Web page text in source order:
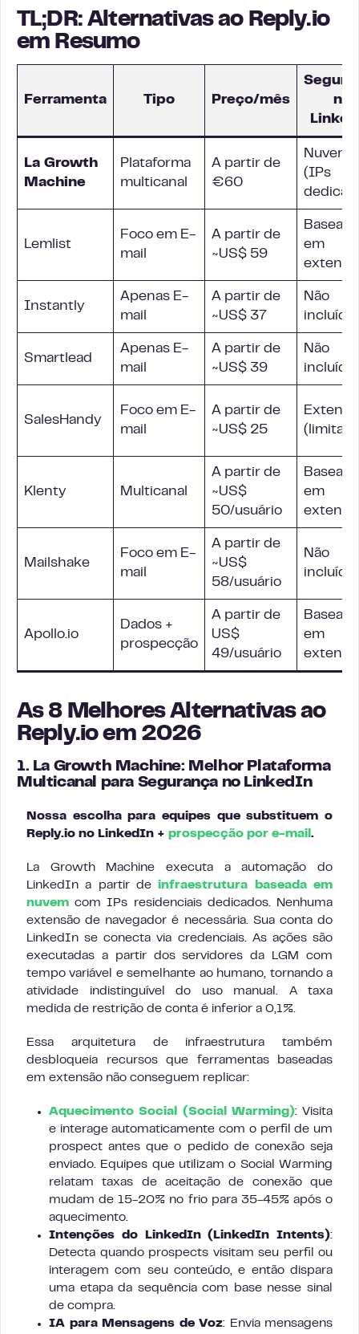
TL;DR: Alternativas ao Reply.io
em Resumo
Ferramenta Tipo Preço/mês
no
La Growth
Machine
Plataforma
multicanal
A partir de
€60
Nuvem
(IPs
Lemlist
Foco em E-
mail
A partir de
~US$ 59
Baseada
em
Instantly
Apenas E-
mail
A partir de
~US$ 37
Não
incluído
Smartlead
Apenas E-
mail
A partir de
~US$ 39
Não
incluído
SalesHandy
Foco em E-
mail
A partir de
~US$ 25
Klenty Multicanal
A partir de
~US$
50/usuário
Baseada
em
Mailshake
Foco em E-
mail
A partir de
~US$
58/usuário
Não
incluído
Apollo.io
Dados +
prospecção
A partir de
US$
49/usuário
Baseada
em
As 8 Melhores Alternativas ao
Reply.io em 2026
1. La Growth Machine: Melhor Plataforma
Multicanal para Segurança no LinkedIn
Nossa escolha para equipes que substituem o
Reply.io no LinkedIn + prospecção por e-mail .
La Growth Machine executa a automação do
LinkedIn a partir deinfraestrutura baseada em
nuvem com IPs residenciais dedicados. Nenhuma
extensão de navegador é necessária. Sua conta do
LinkedIn se conecta via credenciais. As ações são
executadas a partir dos servidores da LGM com
tempo variável e semelhante ao humano, tornando a
atividade indistinguível do uso manual. A taxa
medida de restrição de conta é inferior a 0,1%.
Essa arquitetura de infraestrutura também
desbloqueia recursos que ferramentas baseadas
em extensão não conseguem replicar:
Aquecimento Social (Social Warming): Visita
e interage automaticamente com o perfil de um
prospect antes que o pedido de conexão seja
enviado. Equipes que utilizam o Social Warming
relatam taxas de aceitação de conexão que
mudam de 15-20% no frio para 35-45% após o
aquecimento.
Intenções do LinkedIn (LinkedIn Intents):
Detecta quando prospects visitam seu perfil ou
interagem com seu conteúdo, e então dispara
uma etapa da sequência com base nesse sinal
de compra.
IA para Mensagens de Voz: Envia mensagens